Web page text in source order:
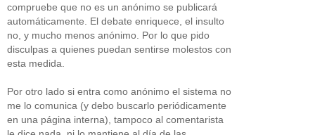
compruebe que no es un anónimo se publicará
automáticamente. El debate enriquece, el insulto
no, y mucho menos anónimo. Por lo que pido
disculpas a quienes puedan sentirse molestos con
esta medida.
Por otro lado si entra como anónimo el sistema no
me lo comunica (y debo buscarlo periódicamente
en una página interna), tampoco al comentarista